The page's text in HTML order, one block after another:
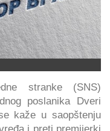
stranke (SNS)
poslanika Dveri
kaže u saopštenju
i preti premijerki